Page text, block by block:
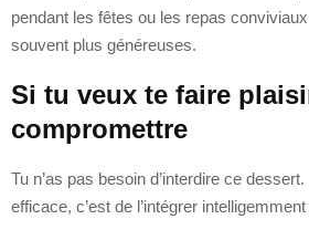
pendant les fêtes ou les repas
souvent plus généreuses.
Si tu veux te faire
compromettre
Tu n’as pas besoin d’interdire ce dessert.
efficace, c’est de l’intégrer intelligemment